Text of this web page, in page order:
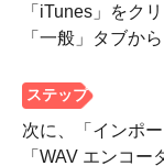
「iTunes」をク
「一般」タブか
次に、「インポ
「WAV エンコ